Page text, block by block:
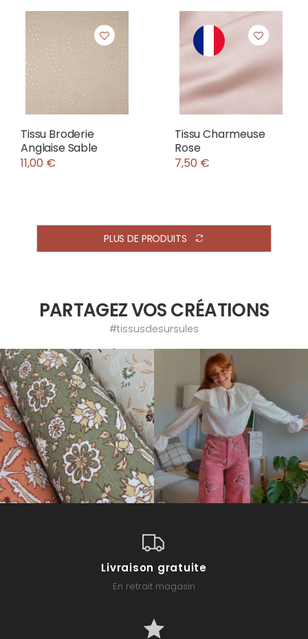
Tissu Broderie
Anglaise Sable
11,00 €
Tissu Charmeuse
Rose
7,50 €
PLUS DE PRODUITS
PARTAGEZ VOS CRÉATIONS
#tissusdesursules
Livraison gratuite
En retrait magasin